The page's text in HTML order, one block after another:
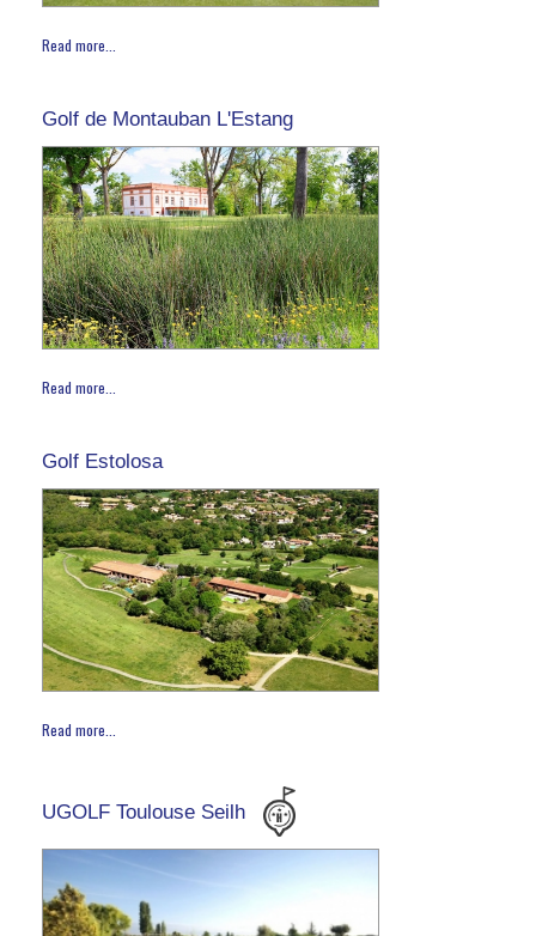
Read more...
Golf de Montauban L'Estang
Read more...
Golf Estolosa
Read more...
UGOLF Toulouse Seilh